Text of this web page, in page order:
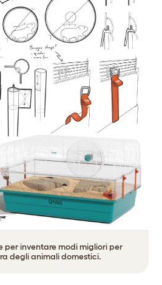
per inventare modi migliori per
degli animali domestici.